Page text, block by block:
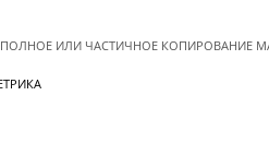
ПОЛНОЕ ИЛИ ЧАСТИЧНОЕ КОПИРОВАНИЕ